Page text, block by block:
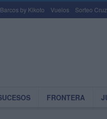
by Kikoto Vuelos Sorteo
FRONTERA